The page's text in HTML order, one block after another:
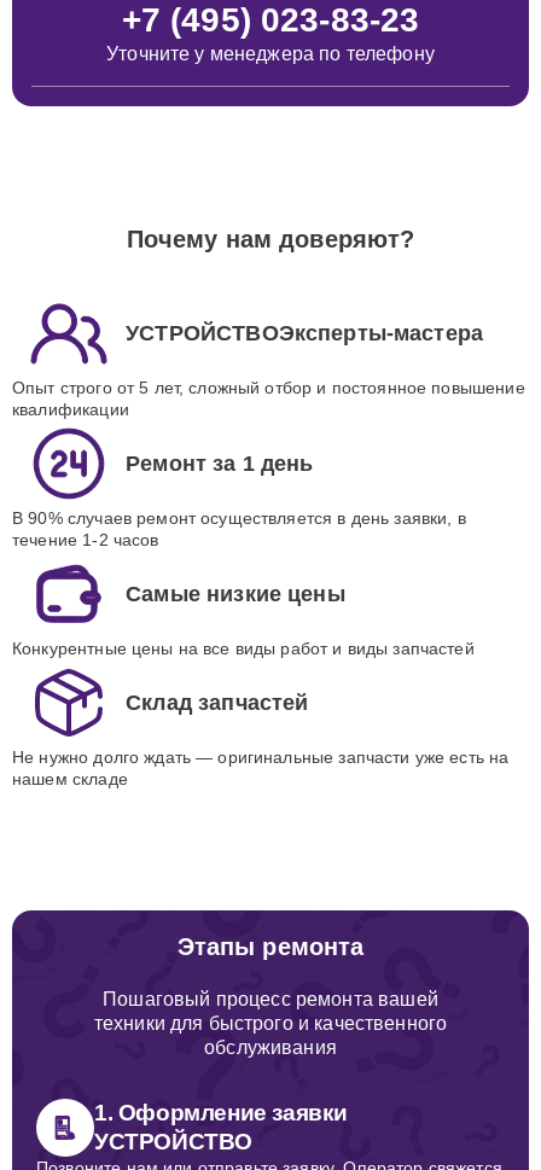
+7 (495) 023-83-23
Уточните у менеджера по телефону
Почему нам доверяют?
УСТРОЙСТВОЭксперты-мастера
Опыт строго от 5 лет, сложный отбор и постоянное повышение
квалификации
Ремонт за 1 день
В 90% случаев ремонт осуществляется в день заявки, в
течение 1-2 часов
Самые низкие цены
Конкурентные цены на все виды работ и виды запчастей
Склад запчастей
Не нужно долго ждать — оригинальные запчасти уже есть на
нашем складе
Этапы ремонта
Пошаговый процесс ремонта вашей
техники для быстрого и качественного
обслуживания
1. Оформление заявки
УСТРОЙСТВО